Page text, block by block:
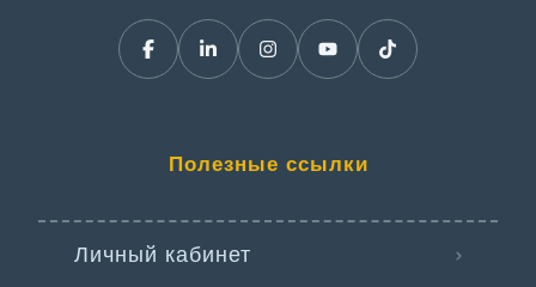
Полезные ссылки
Личный кабинет